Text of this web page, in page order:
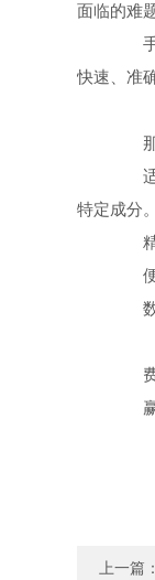
面临的难
手
快速、准
那
适
特定成分。
精
便
数
费
赢
上一篇：